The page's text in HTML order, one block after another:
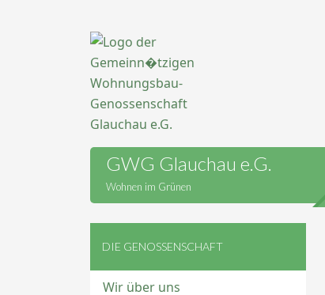
GWG Glauchau e.G.
Wohnen im Grünen
DIE GENOSSENSCHAFT
Wir über uns